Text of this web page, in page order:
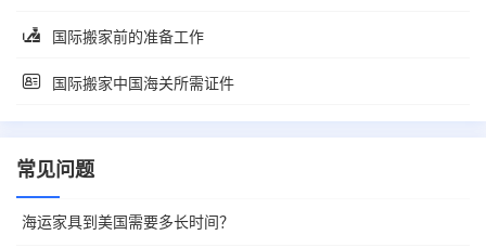
国际搬家前的准备工作
国际搬家中国海关所需证件
常见问题
海运家具到美国需要多长时间？